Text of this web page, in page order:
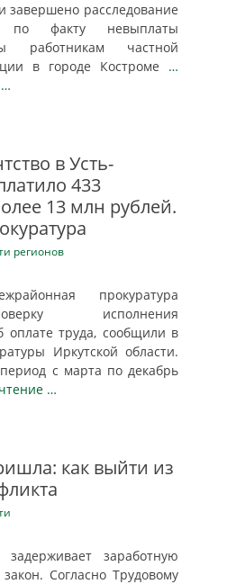
завершено расследование
по факту невыплаты
работникам частной
в городе Костроме …
в Усть-
433
13 млн рублей.
регионов
прокуратура
исполнения
оплате труда, сообщили в
Иркутской области.
с марта по декабрь
…
как выйти из
задерживает заработную
Согласно Трудовому